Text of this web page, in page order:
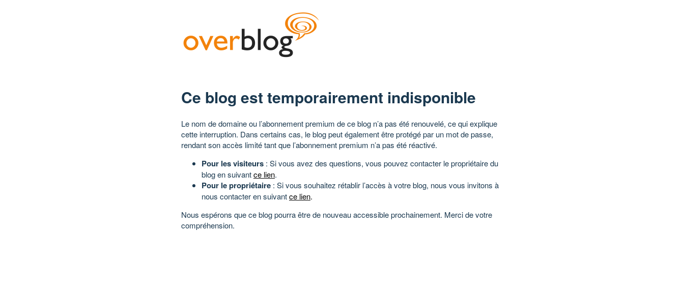
Ce blog est temporairement indisponible
Le nom de domaine ou l’abonnement premium de ce blog n’a pas été renouvelé, ce qui explique
cette interruption. Dans certains cas, le blog peut également être protégé par un mot de passe,
rendant son accès limité tant que l’abonnement premium n’a pas été réactivé.
Pour les visiteurs : Si vous avez des questions, vous pouvez contacter le propriétaire du
blog en suivantce lien.
Pour le propriétaire : Si vous souhaitez rétablir l’accès à votre blog, nous vous invitons à
nous contacter en suivantce lien.
Nous espérons que ce blog pourra être de nouveau accessible prochainement. Merci de votre
compréhension.